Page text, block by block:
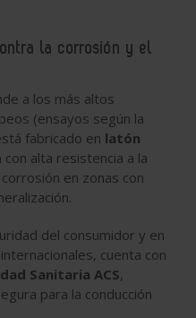
la corrosión y el
a los más altos
(ensayos según la
fabricado en latón
con alta resistencia a la
en zonas con
del consumidor y en
cuenta con
Sanitaria ACS,
para la conducción